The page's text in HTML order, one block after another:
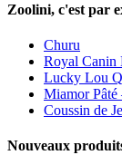
Zoolini, c'est par
Churu
Royal Canin
Lucky Lou
Miamor
Coussin de
Nouveaux